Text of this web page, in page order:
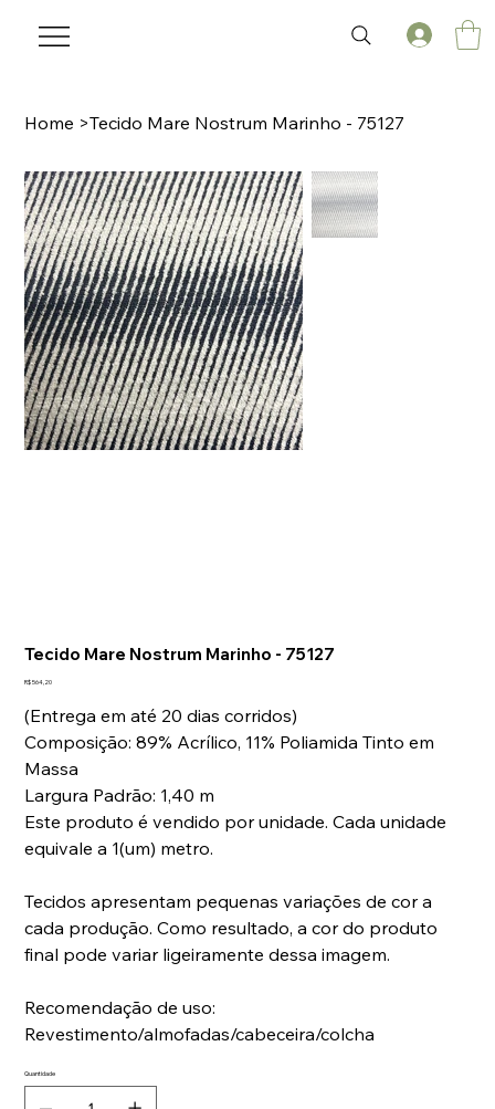
Home >Tecido Mare Nostrum Marinho - 75127
Tecido Mare Nostrum Marinho - 75127
Preço
R$ 564,20
(Entrega em até 20 dias corridos)
Composição: 89% Acrílico, 11% Poliamida Tinto em
Massa
Largura Padrão: 1,40 m
Este produto é vendido por unidade. Cada unidade
equivale a 1(um) metro.
Tecidos apresentam pequenas variações de cor a
cada produção. Como resultado, a cor do produto
final pode variar ligeiramente dessa imagem.
Recomendação de uso:
Revestimento/almofadas/cabeceira/colcha
Quantidade
🌟 Welcome to our help center!
Tell us, how can we solve your issue?